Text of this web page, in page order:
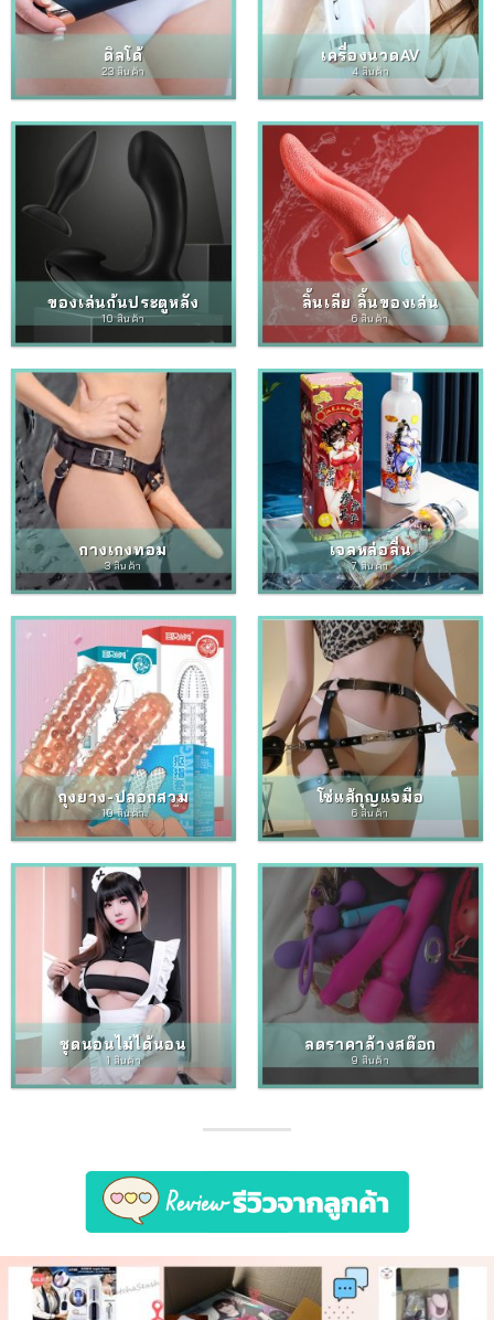
ดิลโด้
23 สินค้า
เครื่องนวดAV
4 สินค้า
ของเล่นก้นประตูหลัง
10 สินค้า
ลิ้นเลีย ลิ้นของเล่น
6 สินค้า
กางเกงทอม
3 สินค้า
เจลหล่อลื่น
7 สินค้า
ถุงยาง-ปลอกสวม
10 สินค้า
โซ่แส้กุญแจมือ
6 สินค้า
ชุดนอนไม่ได้นอน
1 สินค้า
ลดราคาล้างสต๊อก
9 สินค้า